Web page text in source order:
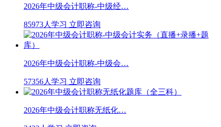
2026年中级会计职称-中级经…
85973人学习 立即咨询
2026年中级会计职称-中级会…
57356人学习 立即咨询
2026年中级会计职称无纸化…